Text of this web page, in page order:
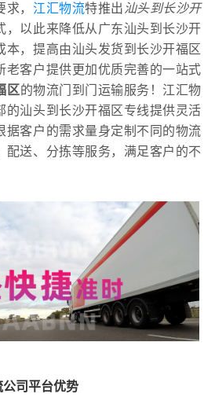
， 江汇物流特推出 汕头到长沙开
，以此来降低从广东汕头到长沙开
本，提高由汕头发货到长沙开福区
老客户提供更加优质完善的一站式
区的物流门到门运输服务！江汇物
的汕头到长沙开福区专线提供灵活
据客户的需求量身定制不同的物流
配送、分拣等服务，满足客户的不
司平台优势